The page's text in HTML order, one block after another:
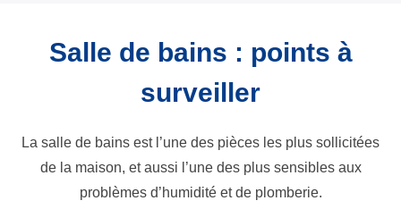
Salle de bains : points à
surveiller
La salle de bains est l’une des pièces les plus sollicitées
de la maison, et aussi l’une des plus sensibles aux
problèmes d’humidité et de plomberie.